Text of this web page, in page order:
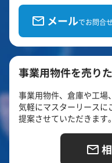
メールでお問合せ
事業用物件を売り
事業用物件、倉庫や工場
気軽にマスターリースに
提案させていただきます。